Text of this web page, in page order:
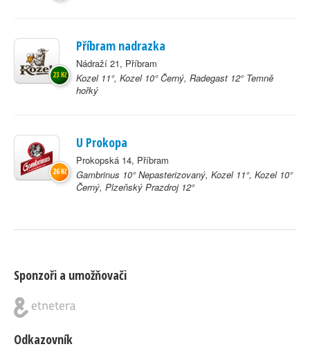
Příbram nadrazka
Nádraží 21, Příbram
Kozel 11°, Kozel 10° Černý, Radegast 12° Temně
hořký
23 Kč
U Prokopa
Prokopská 14, Příbram
Gambrinus 10° Nepasterizovaný, Kozel 11°, Kozel 10°
Černý, Plzeňský Prazdroj 12°
26 Kč
Sponzoři a umožňovači
Odkazovník